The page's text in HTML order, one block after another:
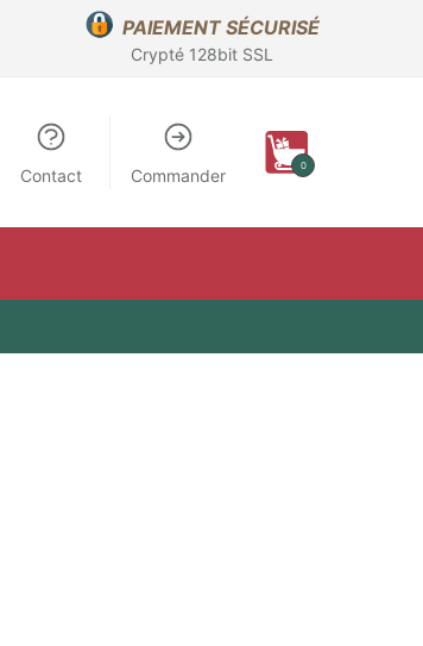
PAIEMENT SÉCURISÉ
Crypté 128bit SSL
Contact Commander 0